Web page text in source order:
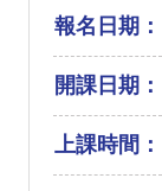
報名日期：
開課日期：
上課時間：